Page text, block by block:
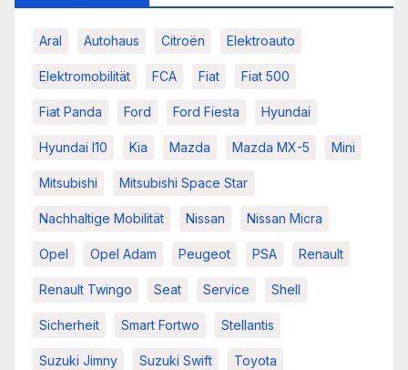
Aral Autohaus Citroën Elektroauto
Elektromobilität FCA Fiat Fiat 500
Fiat Panda Ford Ford Fiesta Hyundai
Hyundai I10 Kia Mazda Mazda MX-5 Mini
Mitsubishi Mitsubishi Space Star
Nachhaltige Mobilität Nissan Nissan Micra
Opel Opel Adam Peugeot PSA Renault
Renault Twingo Seat Service Shell
Sicherheit Smart Fortwo Stellantis
Suzuki Jimny Suzuki Swift Toyota